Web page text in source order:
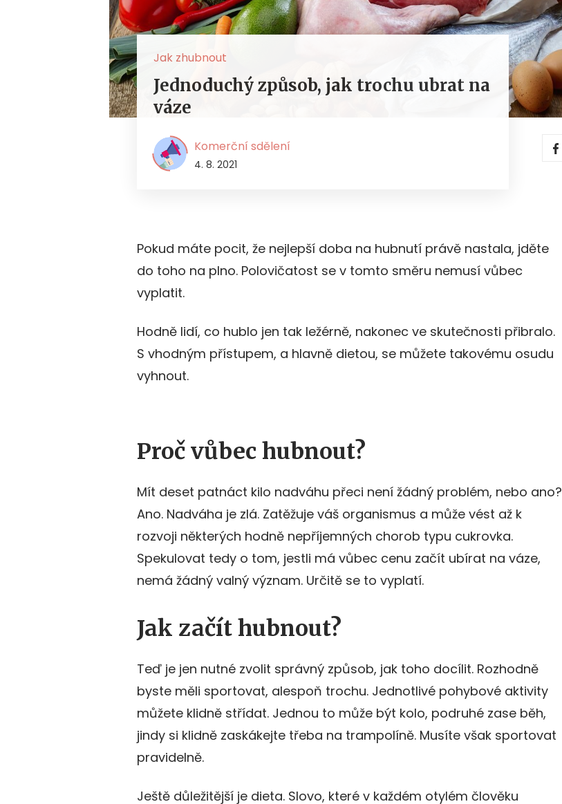
Jak zhubnout
Jednoduchý způsob, jak trochu ubrat na
váze
Komerční sdělení
4. 8. 2021
Pokud máte pocit, že nejlepší doba na hubnutí právě nastala, jděte
do toho na plno. Polovičatost se v tomto směru nemusí vůbec
vyplatit.
Hodně lidí, co hublo jen tak ležérně, nakonec ve skutečnosti přibralo.
S vhodným přístupem, a hlavně dietou, se můžete takovému osudu
vyhnout.
Proč vůbec hubnout?
Mít deset patnáct kilo nadváhu přeci není žádný problém, nebo ano?
Ano. Nadváha je zlá. Zatěžuje váš organismus a může vést až k
rozvoji některých hodně nepříjemných chorob typu cukrovka.
Spekulovat tedy o tom, jestli má vůbec cenu začít ubírat na váze,
nemá žádný valný význam. Určitě se to vyplatí.
Jak začít hubnout?
Teď je jen nutné zvolit správný způsob, jak toho docílit. Rozhodně
byste měli sportovat, alespoň trochu. Jednotlivé pohybové aktivity
můžete klidně střídat. Jednou to může být kolo, podruhé zase běh,
jindy si klidně zaskákejte třeba na trampolíně. Musíte však sportovat
pravidelně.
Ještě důležitější je dieta. Slovo, které v každém otylém člověku